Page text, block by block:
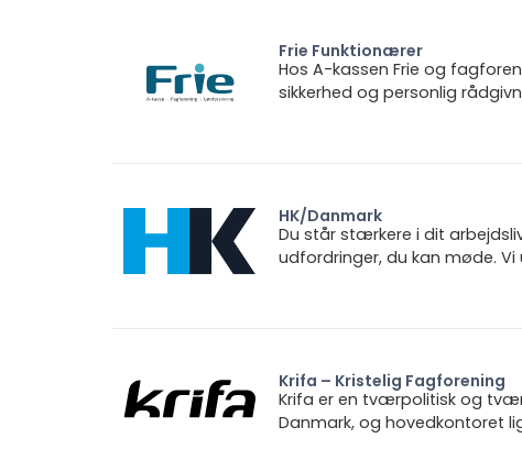
Frie Funktionærer
Hos A-kassen Frie og
sikkerhed og personlig
HK/Danmark
Du står stærkere i dit
udfordringer, du kan møde.
Krifa – Kristelig Fagforening
Krifa er en tværpolitisk og
Danmark, og hovedkontoret